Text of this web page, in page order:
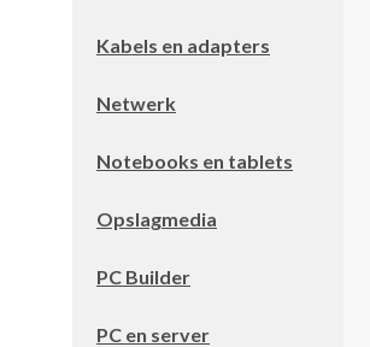
Kabels en adapters
Netwerk
Notebooks en tablets
Opslagmedia
PC Builder
PC en server